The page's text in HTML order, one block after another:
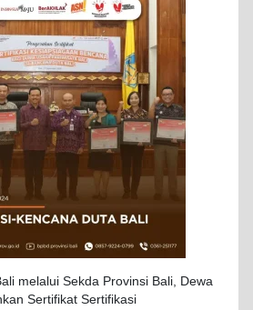
melalui Sekda Provinsi Bali, Dewa
Sertifikat Sertifikasi